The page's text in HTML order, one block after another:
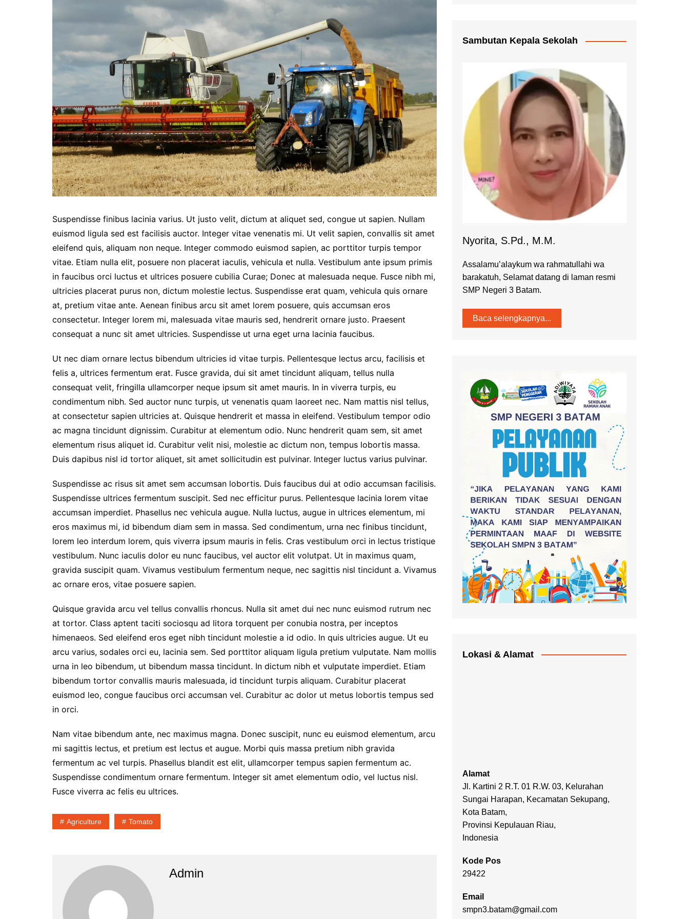
Maklummat Pelayanan
Suspendisse finibus lacinia varius. Ut justo velit, dictum at aliquet sed, congue ut sapien. Nullam
euismod ligula sed est facilisis auctor. Integer vitae venenatis mi. Ut velit sapien, convallis sit amet
eleifend quis, aliquam non neque. Integer commodo euismod sapien, ac porttitor turpis tempor
vitae. Etiam nulla elit, posuere non placerat iaculis, vehicula et nulla. Vestibulum ante ipsum primis
in faucibus orci luctus et ultrices posuere cubilia Curae; Donec at malesuada neque. Fusce nibh mi,
ultricies placerat purus non, dictum molestie lectus. Suspendisse erat quam, vehicula quis ornare
at, pretium vitae ante. Aenean finibus arcu sit amet lorem posuere, quis accumsan eros
consectetur. Integer lorem mi, malesuada vitae mauris sed, hendrerit ornare justo. Praesent
consequat a nunc sit amet ultricies. Suspendisse ut urna eget urna lacinia faucibus.
Ut nec diam ornare lectus bibendum ultricies id vitae turpis. Pellentesque lectus arcu, facilisis et
felis a, ultrices fermentum erat. Fusce gravida, dui sit amet tincidunt aliquam, tellus nulla
consequat velit, fringilla ullamcorper neque ipsum sit amet mauris. In in viverra turpis, eu
condimentum nibh. Sed auctor nunc turpis, ut venenatis quam laoreet nec. Nam mattis nisl tellus,
at consectetur sapien ultricies at. Quisque hendrerit et massa in eleifend. Vestibulum tempor odio
ac magna tincidunt dignissim. Curabitur at elementum odio. Nunc hendrerit quam sem, sit amet
elementum risus aliquet id. Curabitur velit nisi, molestie ac dictum non, tempus lobortis massa.
Duis dapibus nisl id tortor aliquet, sit amet sollicitudin est pulvinar. Integer luctus varius pulvinar.
Suspendisse ac risus sit amet sem accumsan lobortis. Duis faucibus dui at odio accumsan facilisis.
Suspendisse ultrices fermentum suscipit. Sed nec efficitur purus. Pellentesque lacinia lorem vitae
accumsan imperdiet. Phasellus nec vehicula augue. Nulla luctus, augue in ultrices elementum, mi
eros maximus mi, id bibendum diam sem in massa. Sed condimentum, urna nec finibus tincidunt,
lorem leo interdum lorem, quis viverra ipsum mauris in felis. Cras vestibulum orci in lectus tristique
vestibulum. Nunc iaculis dolor eu nunc faucibus, vel auctor elit volutpat. Ut in maximus quam,
gravida suscipit quam. Vivamus vestibulum fermentum neque, nec sagittis nisl tincidunt a. Vivamus
ac ornare eros, vitae posuere sapien.
Quisque gravida arcu vel tellus convallis rhoncus. Nulla sit amet dui nec nunc euismod rutrum nec
at tortor. Class aptent taciti sociosqu ad litora torquent per conubia nostra, per inceptos
himenaeos. Sed eleifend eros eget nibh tincidunt molestie a id odio. In quis ultricies augue. Ut eu
arcu varius, sodales orci eu, lacinia sem. Sed porttitor aliquam ligula pretium vulputate. Nam mollis
urna in leo bibendum, ut bibendum massa tincidunt. In dictum nibh et vulputate imperdiet. Etiam
bibendum tortor convallis mauris malesuada, id tincidunt turpis aliquam. Curabitur placerat
euismod leo, congue faucibus orci accumsan vel. Curabitur ac dolor ut metus lobortis tempus sed
in orci.
Nam vitae bibendum ante, nec maximus magna. Donec suscipit, nunc eu euismod elementum, arcu
mi sagittis lectus, et pretium est lectus et augue. Morbi quis massa pretium nibh gravida
fermentum ac vel turpis. Phasellus blandit est elit, ullamcorper tempus sapien fermentum ac.
Suspendisse condimentum ornare fermentum. Integer sit amet elementum odio, vel luctus nisl.
Fusce viverra ac felis eu ultrices.
Agriculture Tomato
Admin
Sambutan Kepala Sekolah
Nyorita, S.Pd., M.M.
Assalamu’alaykum wa rahmatullahi wa
barakatuh, Selamat datang di laman resmi
SMP Negeri 3 Batam.
Baca selengkapnya...
Lokasi & Alamat
Alamat
Jl. Kartini 2 R.T. 01 R.W. 03, Kelurahan
Sungai Harapan, Kecamatan Sekupang,
Kota Batam,
Provinsi Kepulauan Riau,
Indonesia
Kode Pos
29422
Email
smpn3.batam@gmail.com